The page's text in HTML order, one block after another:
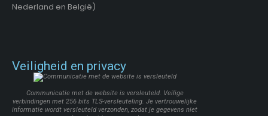
Nederland en België)
Veiligheid en privacy
Communicatie met de website is versleuteld. Veilige
verbindingen met 256 bits TLS-versleuteling. Je vertrouwelijke
informatie wordt versleuteld verzonden, zodat je gegevens niet